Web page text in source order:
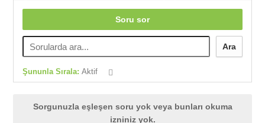
Soru sor
Ara
Şununla Sırala:Aktif
Sorgunuzla eşleşen soru yok veya bunları okuma
izniniz yok.